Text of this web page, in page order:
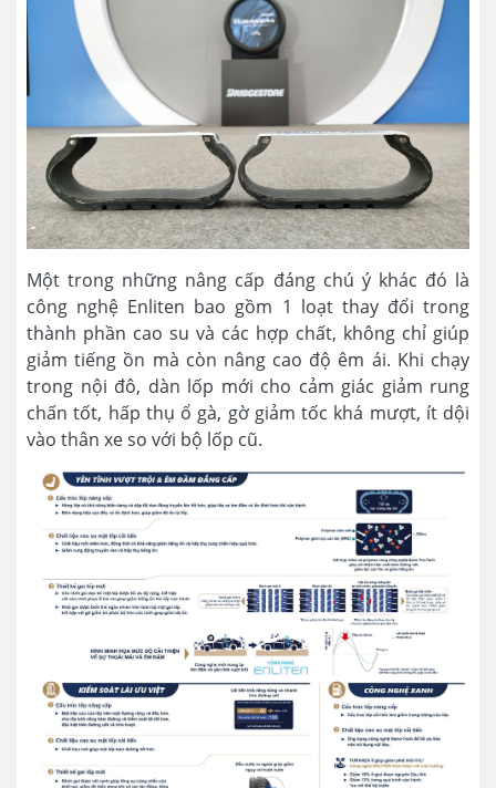
Một trong những nâng cấp đáng chú ý khác đó là
công nghệ Enliten bao gồm 1 loạt thay đổi trong
thành phần cao su và các hợp chất, không chỉ giúp
giảm tiếng ồn mà còn nâng cao độ êm ái. Khi chạy
trong nội đô, dàn lốp mới cho cảm giác giảm rung
chấn tốt, hấp thụ ổ gà, gờ giảm tốc khá mượt, ít dội
vào thân xe so với bộ lốp cũ.